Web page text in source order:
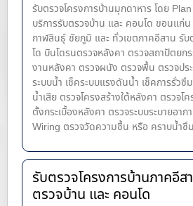
รับตรวจโครงการบ้านมุกดาหาร โดย
บริการรับตรวจบ้าน และ คอนโด ขอนแก่
กาฬสินธุ์ ชัยภูมิ และ ทั่วเขตภาคอีสาน รั
โด บินโดรนตรวจหลังคา ตรวจสถาปัตยก
งานหลังคา ตรวจผนัง ตรวจพื้น ตรวจปร
ระบบน้ำ เช็คระบบแรงดันน้ำ เช็คการรั่ว
น้ำ​เสีย ตรวจโครงสร้างใต้หลังคา ตรวจโ
ตั้งกระเบื้องหลังคา ตรวจระบบระบายอา
Wiring ตรวจวัดความชื้น หรือ คราบน้ำซึ
รับตรวจโครงการบ้านภาคอีส
ตรวจบ้าน และ คอนโด